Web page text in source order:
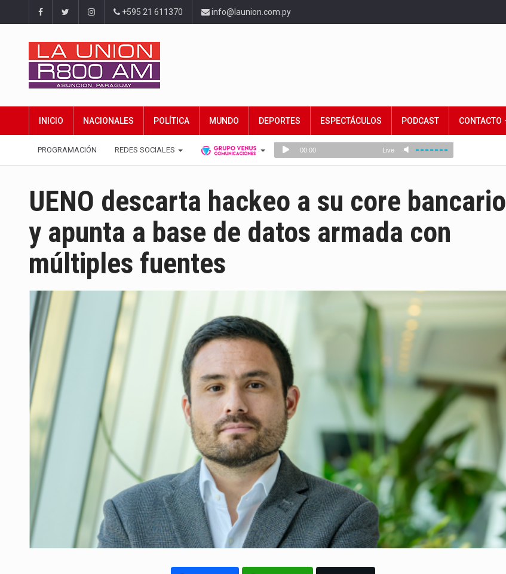
+595 21 611370 info@launion.com.py
INICIO NACIONALES POLÍTICA MUNDO DEPORTES ESPECTÁCULOS PODCAST CONTACTO
PROGRAMACIÓN REDES SOCIALES
UENO descarta hackeo a su core bancario
y apunta a base de datos armada con
múltiples fuentes